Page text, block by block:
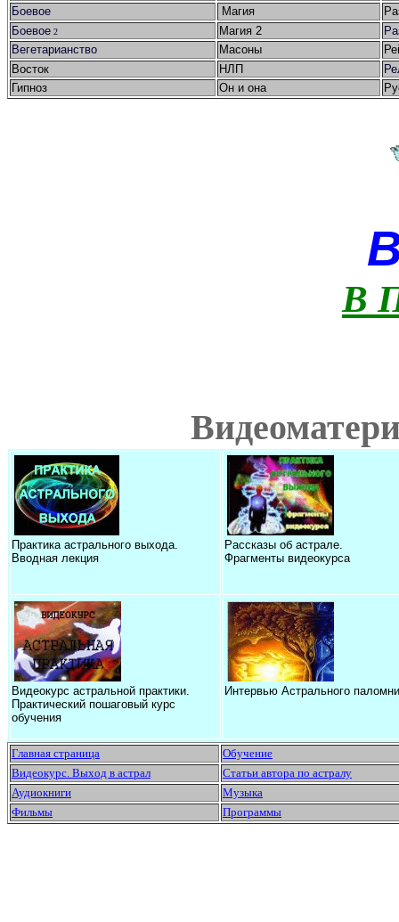
Боевое
Магия
Боевое 2 Магия 2
Вегетарианство
Масоны
Восток
НЛП
Гипноз
Он и она
В
Практика астрального выхода.
Вводная лекция
Рассказы об астрале.
Фрагменты видеокурса
Видеокурс астральной практики.
Практический пошаговый курс
обучения
Интервью Астрального
Главная страница
Обучение
Видеокурс. Выход в астрал
Статьи автора по астралу
Аудиокниги
Музыка
Фильмы
Программы